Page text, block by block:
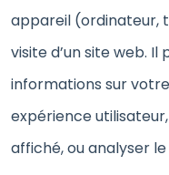
appareil (ordinateur,
visite d’un site web.
informations sur
expérience
affiché, ou analyser